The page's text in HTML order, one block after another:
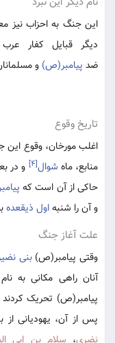
این جنگ به احزاب نیز
دیگر قبایل کفار
ضد پیامبر(ص) و
تاریخ وقوع
اغلب مورخان، وقوع
منابع، ماه شوال[۴] و در
حاکی از آن است که
و آن را شنبهاول ذیقعده
علت آغاز جنگ
وقتی پیامبر(ص)بنی
آنان راهی مکانی به نام
پیامبر(ص) تحریک
پس از آن، یهودیانی